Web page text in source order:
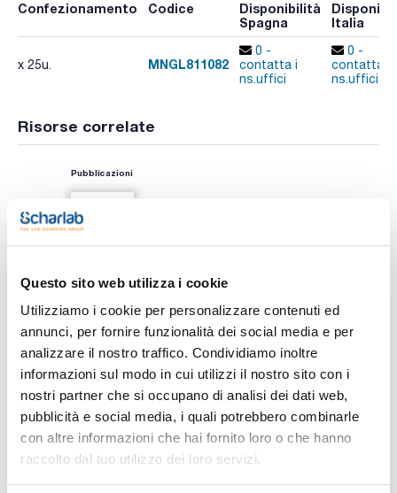
Questo sito web utilizza i cookie
Utilizziamo i cookie per personalizzare contenuti ed
annunci, per fornire funzionalità dei social media e per
analizzare il nostro traffico. Condividiamo inoltre
informazioni sul modo in cui utilizzi il nostro sito con i
nostri partner che si occupano di analisi dei dati web,
pubblicità e social media, i quali potrebbero combinarle
con altre informazioni che hai fornito loro o che hanno
raccolto dal tuo utilizzo dei loro servizi.
Confezionamento Codice
Disponibilità
Spagna
Italia
x 25u. MNGL811082
0 -
contatta i
ns.uffici
0 -
contatta i
ns.uffici
Risorse correlate
Pubblicazioni
Stampa pagina prodotto
Caratteristiche
Tipo : RP-2 UV254
Assorbente : Gel di silice silanizzato
Indicatore : Sì
Spessore (mm) : 0,25
Dimensioni (mm) : 200x200
Conf. (unità) : 25
Vedi di più